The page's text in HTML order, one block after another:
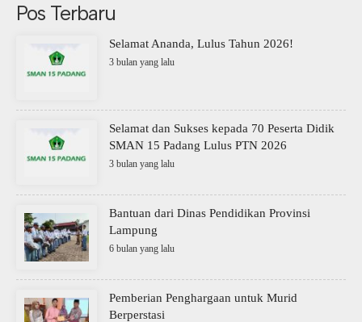
Pos Terbaru
Selamat Ananda, Lulus Tahun 2026!
3 bulan yang lalu
Selamat dan Sukses kepada 70 Peserta Didik
SMAN 15 Padang Lulus PTN 2026
3 bulan yang lalu
Bantuan dari Dinas Pendidikan Provinsi
Lampung
6 bulan yang lalu
Pemberian Penghargaan untuk Murid
Berperstasi